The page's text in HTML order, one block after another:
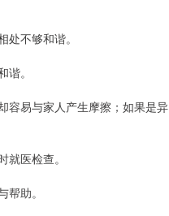
不够和谐。
。
容易与家人产生摩擦；如果是异
医检查。
助。